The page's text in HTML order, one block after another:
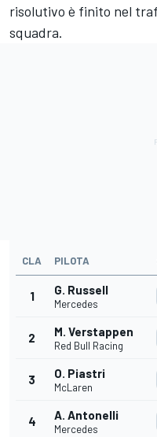
risolutivo è finito nel
squadra.
CLA PILOTA
1 G. Russell
Mercedes
2 M. Verstappen
Red Bull Racing
3 O. Piastri
McLaren
4 A. Antonelli
Mercedes